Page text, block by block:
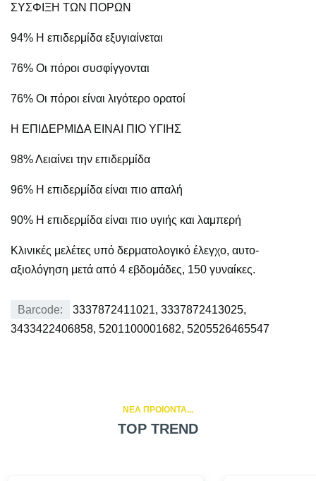
ΣΥΣΦΙΞΗ ΤΩΝ ΠΟΡΩΝ
94% Η επιδερμίδα εξυγιαίνεται
76% Οι πόροι συσφίγγονται
76% Οι πόροι είναι λιγότερο ορατοί
Η ΕΠΙΔΕΡΜΙΔΑ ΕΙΝΑΙ ΠΙΟ ΥΓΙΗΣ
98% Λειαίνει την επιδερμίδα
96% Η επιδερμίδα είναι πιο απαλή
90% Η επιδερμίδα είναι πιο υγιής και λαμπερή
Κλινικές μελέτες υπό δερματολογικό έλεγχο, αυτο-
αξιολόγηση μετά από 4 εβδομάδες, 150 γυναίκες.
Barcode:
3337872411021, 3337872413025,
3433422406858, 5201100001682, 5205526465547
NEA ΠΡΟΪΟΝΤΑ...
TOP TREND